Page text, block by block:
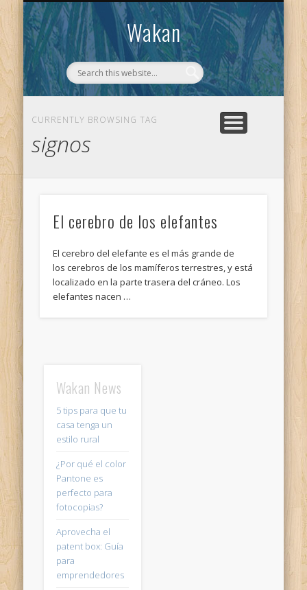
Wakan
WAKAN
CONTACTO
CURRENTLY BROWSING TAG
signos
El cerebro de los elefantes
El cerebro del elefante es el más grande de
los cerebros de los mamíferos terrestres, y está
localizado en la parte trasera del cráneo. Los
elefantes nacen …
Wakan News
5 tips para que tu
casa tenga un
estilo rural
¿Por qué el color
Pantone es
perfecto para
fotocopias?
Aprovecha el
patent box: Guía
para
emprendedores